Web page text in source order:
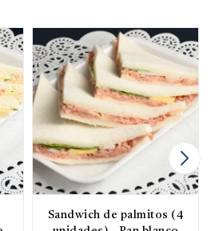
Sandwich de palmitos (4